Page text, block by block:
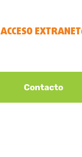
ACCESO EXTRANET
Contacto